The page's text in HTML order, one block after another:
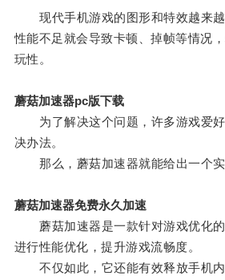
现代手机游戏的图形和特效越来越
性能不足就会导致卡顿、掉帧等情况
玩性。
蘑菇加速器pc版下载
为了解决这个问题，许多游戏爱好
决办法。
那么，蘑菇加速器就能给出一个实
蘑菇加速器免费永久加速
蘑菇加速器是一款针对游戏优化的
进行性能优化，提升游戏流畅度。
不仅如此，它还能有效释放手机内